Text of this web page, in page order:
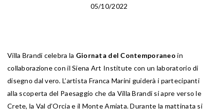
05/10/2022
Villa Brandi celebra la Giornata del Contemporaneo in
collaborazione con il Siena Art Institute con un laboratorio di
disegno dal vero. L’artista Franca Marini guiderà i partecipanti
alla scoperta del Paesaggio che da Villa Brandi si apre verso le
Crete, la Val d’Orcia e il Monte Amiata. Durante la mattinata si